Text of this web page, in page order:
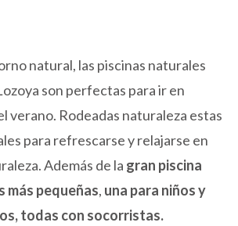
natural, las piscinas naturales
son perfectas para ir en
verano. Rodeadas naturaleza estas
para refrescarse y relajarse en
Además de la gran piscina
más pequeñas, una para niños y
todas con socorristas.